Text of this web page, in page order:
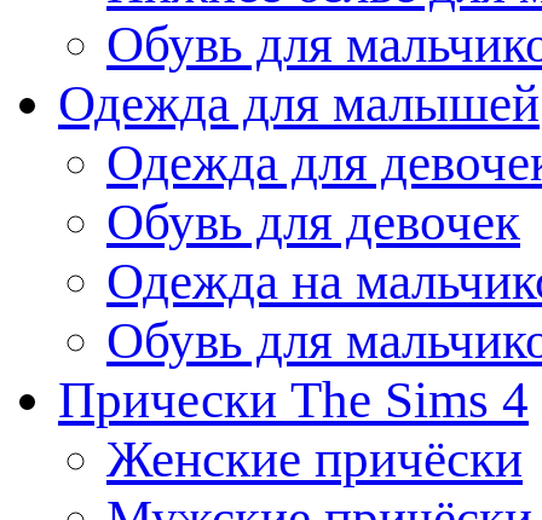
Обувь для
Одежда для малышей
Одежда для
Обувь для девочек
Одежда на
Обувь для
Прически The Sims 4
Женские причёски